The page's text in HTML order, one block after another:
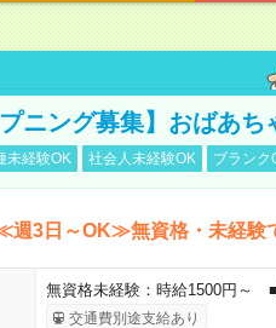
プニング募集】おばあ
未経験OK 社会人未経験OK ブランク
週3日～OK≫無資格・未経験
無資格未経験：時給1500円～
交通費別途支給あり